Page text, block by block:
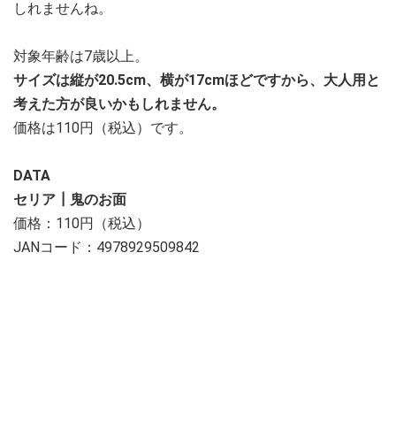
しれませんね。
対象年齢は7歳以上。
サイズは縦が20.5cm、横が17cmほどですから、大人用と
考えた方が良いかもしれません。
価格は110円（税込）です。
DATA
セリア┃鬼のお面
価格：110円（税込）
JANコード：4978929509842